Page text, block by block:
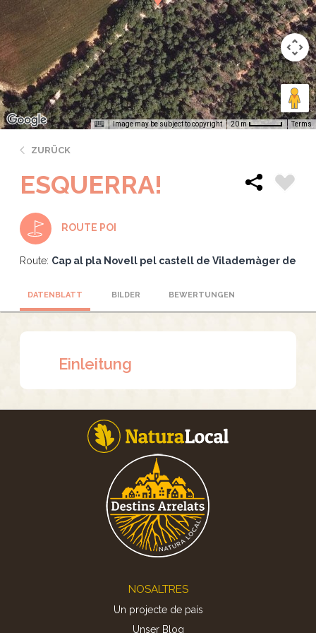
Image may be subject to copyright 20 m Terms
ZURÜCK
ESQUERRA!
ROUTE POI
Route: Cap al pla Novell pel castell de Vilademàger de
DATENBLATT BILDER BEWERTUNGEN
Einleitung
NOSALTRES
Un projecte de país
Unser Blog